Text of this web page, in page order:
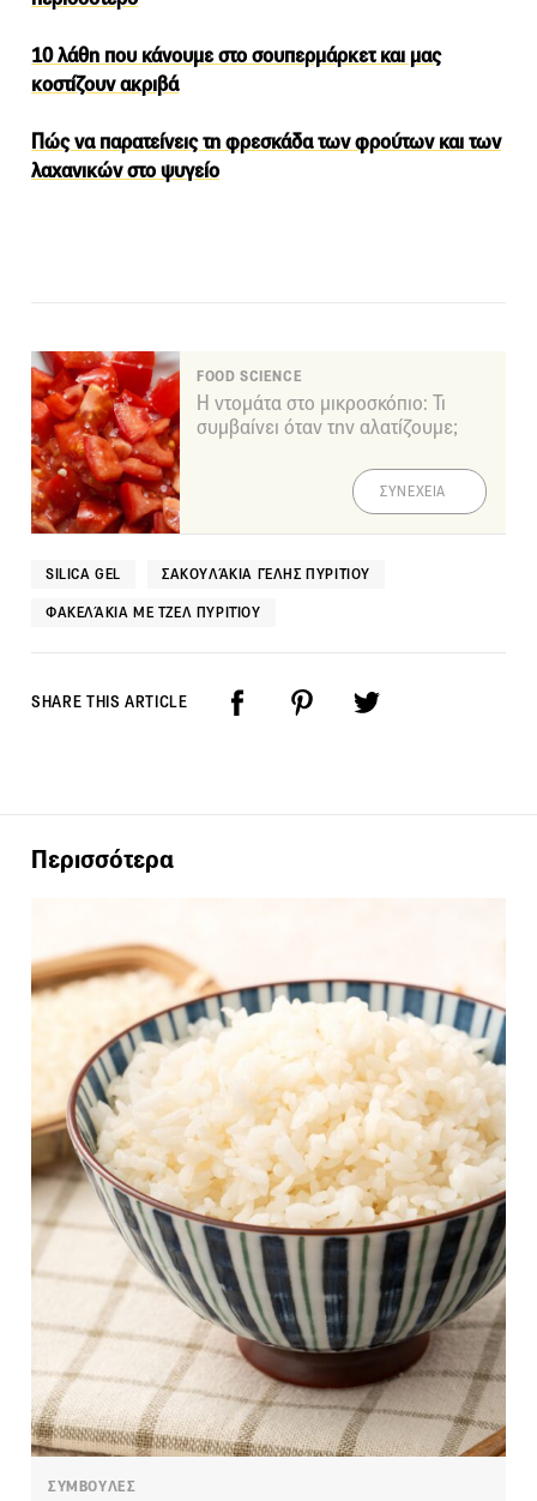
10 λάθη που κάνουμε στο σουπερμάρκετ και μας
κοστίζουν ακριβά
Πώς να παρατείνεις τη φρεσκάδα των φρούτων και των
λαχανικών στο ψυγείο
FOOD SCIENCE
Η ντομάτα στο μικροσκόπιο: Τι
συμβαίνει όταν την αλατίζουμε;
ΣΥΝΕΧΕΙΑ
SILICA GEL ΣΑΚΟΥΛΆΚΙΑ ΓΈΛΗΣ ΠΥΡΙΤΊΟΥ
ΦΑΚΕΛΆΚΙΑ ΜΕ ΤΖΕΛ ΠΥΡΙΤΊΟΥ
SHARE THIS ARTICLE
Περισσότερα
ΣΥΜΒΟΥΛΕΣ